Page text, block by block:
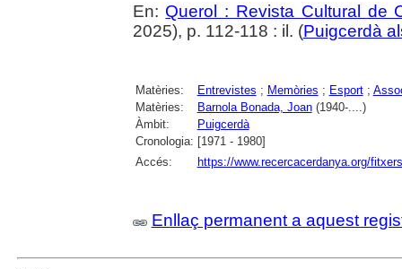
En: Querol : Revista Cultural de
2025), p. 112-118 : il. (Puigcerdà
Matèries: Entrevistes ; Memòries ; Esport;
Matèries:
Barnola Bonada, Joan(1940-....)
Àmbit:
Puigcerdà
Cronologia: [1971 - 1980]
Accés:
https://www.recercacerdanya.org/
Enllaç permanent a aquest